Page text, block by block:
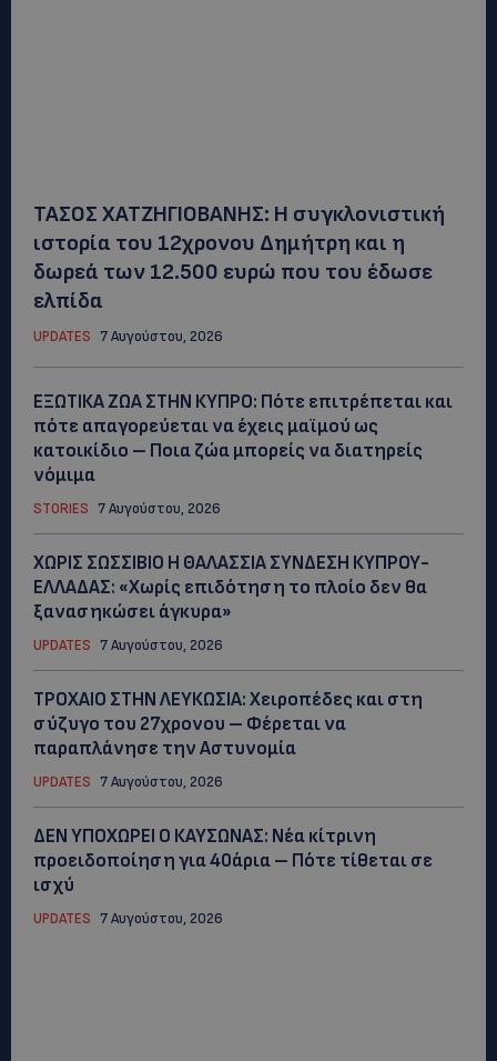
ΤΑΣΟΣ ΧΑΤΖΗΓΙΟΒΑΝΗΣ: Η συγκλονιστική
ιστορία του 12χρονου Δημήτρη και η
δωρεά των 12.500 ευρώ που του έδωσε
ελπίδα
UPDATES 7 Αυγούστου, 2026
ΕΞΩΤΙΚΑ ΖΩΑ ΣΤΗΝ ΚΥΠΡΟ: Πότε επιτρέπεται και
πότε απαγορεύεται να έχεις μαϊμού ως
κατοικίδιο – Ποια ζώα μπορείς να διατηρείς
νόμιμα
STORIES 7 Αυγούστου, 2026
ΧΩΡΙΣ ΣΩΣΣΙΒΙΟ Η ΘΑΛΑΣΣΙΑ ΣΥΝΔΕΣΗ ΚΥΠΡΟΥ-
ΕΛΛΑΔΑΣ: «Χωρίς επιδότηση το πλοίο δεν θα
ξανασηκώσει άγκυρα»
UPDATES 7 Αυγούστου, 2026
ΤΡΟΧΑΙΟ ΣΤΗΝ ΛΕΥΚΩΣΙΑ: Χειροπέδες και στη
σύζυγο του 27χρονου – Φέρεται να
παραπλάνησε την Αστυνομία
UPDATES 7 Αυγούστου, 2026
ΔΕΝ ΥΠΟΧΩΡΕΙ Ο ΚΑΥΣΩΝΑΣ: Νέα κίτρινη
προειδοποίηση για 40άρια – Πότε τίθεται σε
ισχύ
UPDATES 7 Αυγούστου, 2026